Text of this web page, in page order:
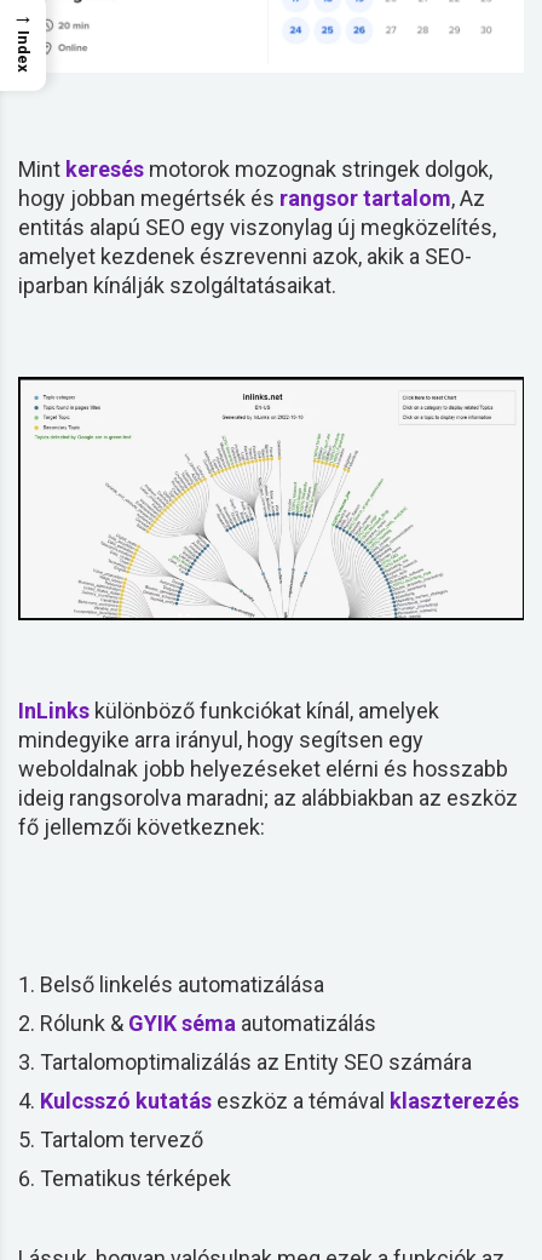
Mint keresés motorok mozognak stringek dolgok,
hogy jobban megértsék és rangsortartalom, Az
entitás alapú SEO egy viszonylag új megközelítés,
amelyet kezdenek észrevenni azok, akik a SEO-
iparban kínálják szolgáltatásaikat.
InLinks különböző funkciókat kínál, amelyek
mindegyike arra irányul, hogy segítsen egy
weboldalnak jobb helyezéseket elérni és hosszabb
ideig rangsorolva maradni; az alábbiakban az eszköz
fő jellemzői következnek:
Belső linkelés automatizálása
Rólunk & GYIKséma automatizálás
Tartalomoptimalizálás az Entity SEO számára
Kulcsszó kutatás eszköz a témával klaszterezés
Tartalom tervező
Tematikus térképek
→
Index